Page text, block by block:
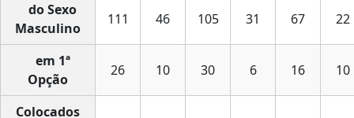
do Sexo
Masculino
111 46 105 31 67 22
em 1ª
Opção
26 10 30 6 16 10
Colocados